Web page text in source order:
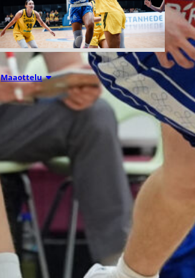
Maaottelu 07.08.2026 21:42
Ruotsi piirun
verran
Susiladiesia
parempi
Tukholmassa